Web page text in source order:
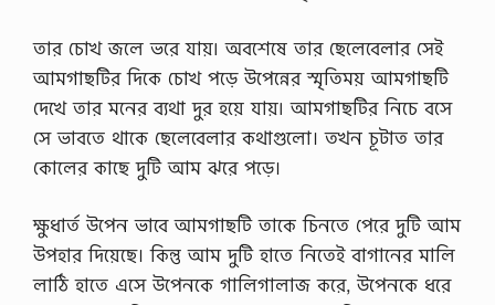
s
s
.
c
m
ক
ত
প্র
কা
ও
তার চোখ জলে ভরে যায়৷ অবশেষে তার ছেলেবেলার সেই
আমগাছটির দিকে চোখ পড়ে উপেন্নের স্মৃতিময় আমগাছটি
দেখে তার মনের ব্যথা দুর হয়ে যায়৷ আমগাছটির নিচে বসে
সে ভাবতে থাকে ছেলেবেলার কথাগুলো। তখন চূটাত তার
কোলের কাছে দুটি আম ঝরে পড়ে।
ক্ষুধার্ত উপেন ভাবে আমগাছটি তাকে চিনতে পেরে দুটি আম
উপহার দিয়েছে। কিন্তু আম দুটি হাতে নিতেই বাগানের মালি
লাঠি হাতে এসে উপেনকে গালিগালাজ করে, উপেনকে ধরে